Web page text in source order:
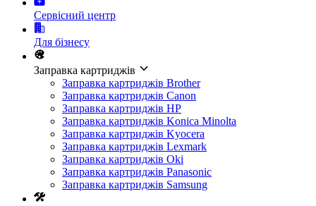
Сервісний центр
Для бізнесу
Заправка картриджів
Заправка картриджів Brother
Заправка картриджів Canon
Заправка картриджів HP
Заправка картриджів Konica Minolta
Заправка картриджів Kyocera
Заправка картриджів Lexmark
Заправка картриджів Oki
Заправка картриджів Panasonic
Заправка картриджів Samsung